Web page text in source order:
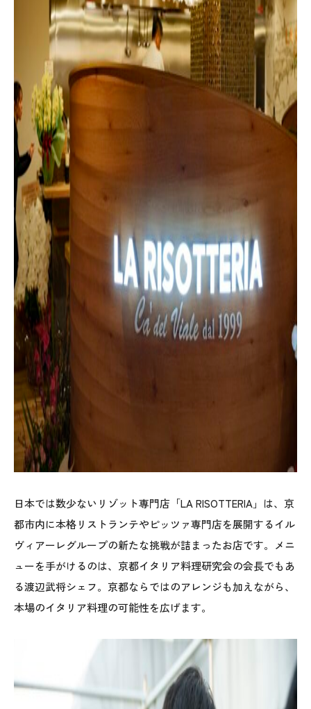
日本では数少ないリゾット専門店「LA RISOTTERIA」は、京
都市内に本格リストランテやピッツァ専門店を展開するイル
ヴィアーレグループの新たな挑戦が詰まったお店です。メニ
ューを手がけるのは、京都イタリア料理研究会の会長でもあ
る渡辺武将シェフ。京都ならではのアレンジも加えながら、
本場のイタリア料理の可能性を広げます。